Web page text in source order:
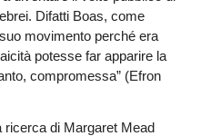
Difatti Boas, come
movimento perché era
potesse far apparire la
compromessa” (Efron
ricerca di Margaret Mead